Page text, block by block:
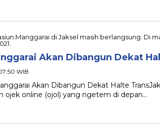
Akan Dibangun Dekat
WIB
Akan Dibangun Dekat Halte
ojek online (ojol) yang ngetem di depan…